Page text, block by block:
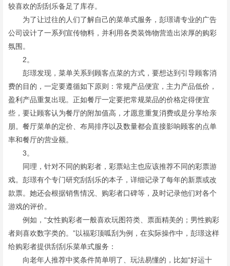
较喜欢的刮刮乐备足了库存。
为了让过往的人们了解自己的菜单式服务，彭璟请专业的广告
公司设计了一系列宣传物料，并利用各类装饰物营造出浓厚的购彩
氛围。
2。
彭璟发现，菜单关系到顾客点菜的方式，要想达到引导顾客消
费的目的，一定要遵循如下原则：常规产品便宜，主力产品低价，
盈利产品重复出现。正如餐厅一定要把常规菜品的价格定得便宜
些，要让顾客认为餐厅的附加值高，才愿意重复消费或是分享给亲
朋。餐厅菜单的定价、布局排序以及数量都会直接影响顾客的点单
率和餐厅的营业额。
3。
同理，针对不同的购彩者，彩票站主也应该推荐不同的彩票游
戏。彭璟有个专门研究刮刮乐的本子，详细记录了每年的新票或改
款票。她还会根据销售情况、购彩者口碑等，及时记录他们对各个
游戏的评价。
例如，“女性购彩者一般喜欢玩图符类、票面精美的；男性购彩
者则喜欢数字类的。”以福彩顶呱刮为例，在实际操作中，彭璟这样
给购彩者提供刮刮乐菜单式服务：
向老年人推荐中奖条件简单明了、玩法易懂的，比如“好运十